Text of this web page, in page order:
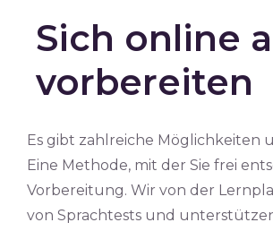
Sich online
vorbereiten
Es gibt zahlreiche Möglichkeiten
Eine Methode, mit der Sie frei
Vorbereitung. Wir von der
von Sprachtests und